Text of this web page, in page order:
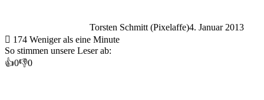
Torsten Schmitt (Pixelaffe)4. Januar 2013
174 Weniger als eine Minute
So stimmen unsere Leser ab:
👍0👎0